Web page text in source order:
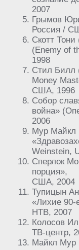
2007
Грымов
Россия /
Скотт Тони
(Enemy of
1998
Стил Билл
Money
США, 1996
Собор
война»
2006
Мур Майкл
Weinstein,
Сперлок
порция»,
США, 2004
Тупицын
«Лихие 90-
НТВ, 2007
Колосов
ТВ-центр,
Майкл Мур